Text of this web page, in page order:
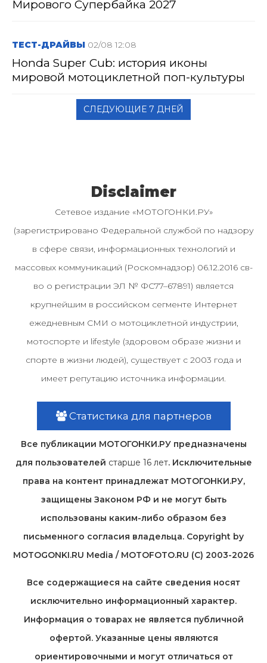
Мирового Супербайка 2027
ТЕСТ-ДРАЙВЫ 02/08 12:08
Honda Super Cub: история иконы
мировой мотоциклетной поп-культуры
СЛЕДУЮЩИЕ 7 ДНЕЙ
Disclaimer
Сетевое издание «МОТОГОНКИ.РУ»
(зарегистрировано Федеральной службой по надзору
в сфере связи, информационных технологий и
массовых коммуникаций (Роскомнадзор) 06.12.2016 св-
во о регистрации ЭЛ № ФС77–67891) является
крупнейшим в российском сегменте Интернет
ежедневным СМИ о мотоциклетной индустрии,
мотоспорте и lifestyle (здоровом образе жизни и
спорте в жизни людей), существует с 2003 года и
имеет репутацию источника информации.
Статистика для партнеров
Все публикации МОТОГОНКИ.РУ предназначены
для пользователей старше 16 лет. Исключительные
права на контент принадлежат МОТОГОНКИ.РУ,
защищены Законом РФ и не могут быть
использованы каким-либо образом без
письменного согласия владельца. Copyright by
MOTOGONKI.RU Media / MOTOFOTO.RU (C) 2003-2026
Все содержащиеся на cайте сведения носят
исключительно информационный характер.
Информация о товарах не является публичной
офертой. Указанные цены являются
ориентировочными и могут отличаться от